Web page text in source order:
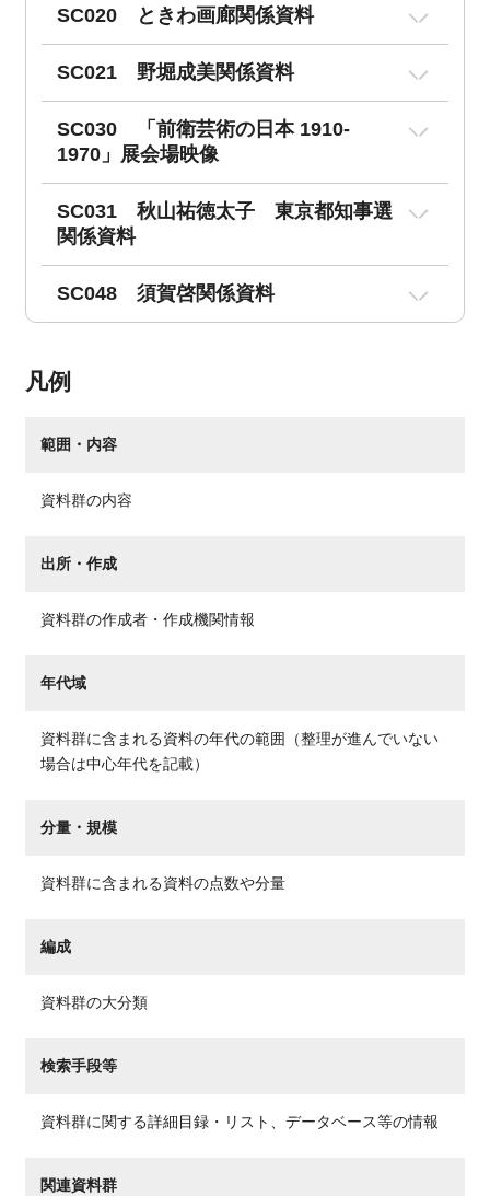
SC020 ときわ画廊関係資料
SC021 野堀成美関係資料
SC030 「前衛芸術の日本 1910-
1970」展会場映像
SC031 秋山祐徳太子 東京都知事選
関係資料
SC048 須賀啓関係資料
凡例
範囲・内容
資料群の内容
出所・作成
資料群の作成者・作成機関情報
年代域
資料群に含まれる資料の年代の範囲（整理が進んでいない
場合は中心年代を記載）
分量・規模
資料群に含まれる資料の点数や分量
編成
資料群の大分類
検索手段等
資料群に関する詳細目録・リスト、データベース等の情報
関連資料群